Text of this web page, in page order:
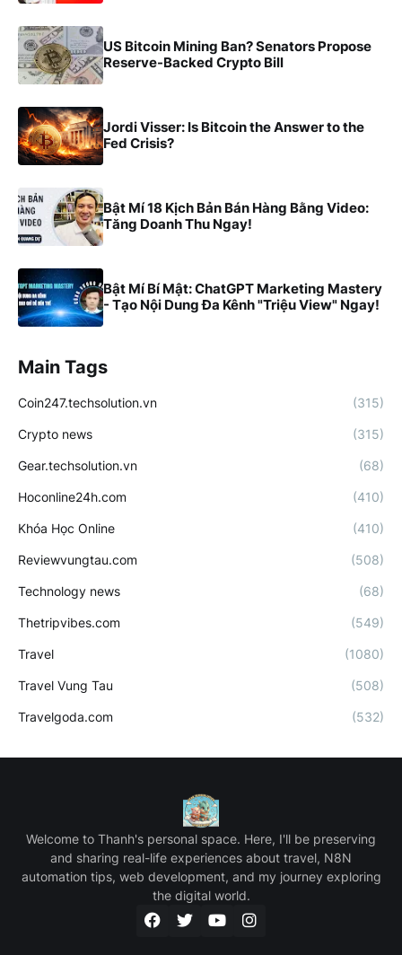
US Bitcoin Mining Ban? Senators Propose
Reserve-Backed Crypto Bill
Jordi Visser: Is Bitcoin the Answer to the
Fed Crisis?
Bật Mí 18 Kịch Bản Bán Hàng Bằng Video:
Tăng Doanh Thu Ngay!
Bật Mí Bí Mật: ChatGPT Marketing Mastery
- Tạo Nội Dung Đa Kênh "Triệu View" Ngay!
Main Tags
Coin247.techsolution.vn (315)
Crypto news (315)
Gear.techsolution.vn (68)
Hoconline24h.com (410)
Khóa Học Online (410)
Reviewvungtau.com (508)
Technology news (68)
Thetripvibes.com (549)
Travel (1080)
Travel Vung Tau (508)
Travelgoda.com (532)
Welcome to Thanh's personal space. Here, I'll be preserving
and sharing real-life experiences about travel, N8N
automation tips, web development, and my journey exploring
the digital world.